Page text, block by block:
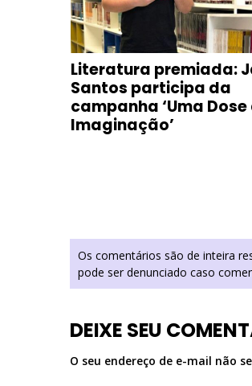
Literatura premiada:
Santos participa da
campanha ‘Uma Dose
Imaginação’
Os comentários são de inteira
pode ser denunciado caso
DEIXE SEU
O seu endereço de e-mail não